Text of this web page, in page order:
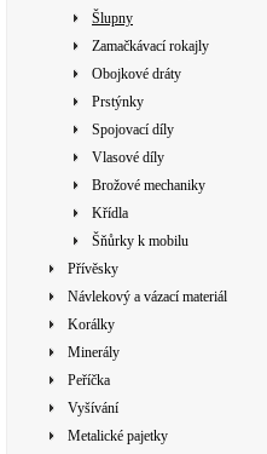
Šlupny
Zamačkávací rokajly
Obojkové dráty
Prstýnky
Spojovací díly
Vlasové díly
Brožové mechaniky
Křídla
Šňůrky k mobilu
Přívěsky
Návlekový a vázací materiál
Korálky
Minerály
Peříčka
Vyšívání
Metalické pajetky